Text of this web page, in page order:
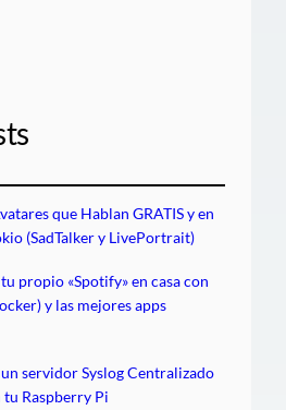
que Hablan GRATIS y en
(SadTalker y LivePortrait)
propio «Spotify» en casa con
y las mejores apps
servidor Syslog Centralizado
Raspberry Pi